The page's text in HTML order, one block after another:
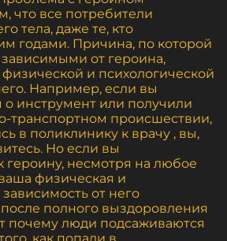
что все потребители
тела, даже те, кто
годами. Причина, по которой
от героина,
физической и психологической
Например, если вы
о инструмент или получили
транспортном происшествии,
в поликлинику к врачу , вы,
Но если вы
героину, несмотря на любое
физическая и
от него
полного выздоровления
почему люди подсаживаются